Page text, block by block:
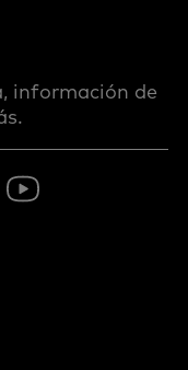
información de
Youtube